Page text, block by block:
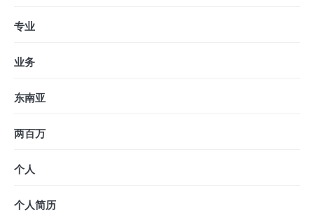
专业
业务
东南亚
两百万
个人
个人简历